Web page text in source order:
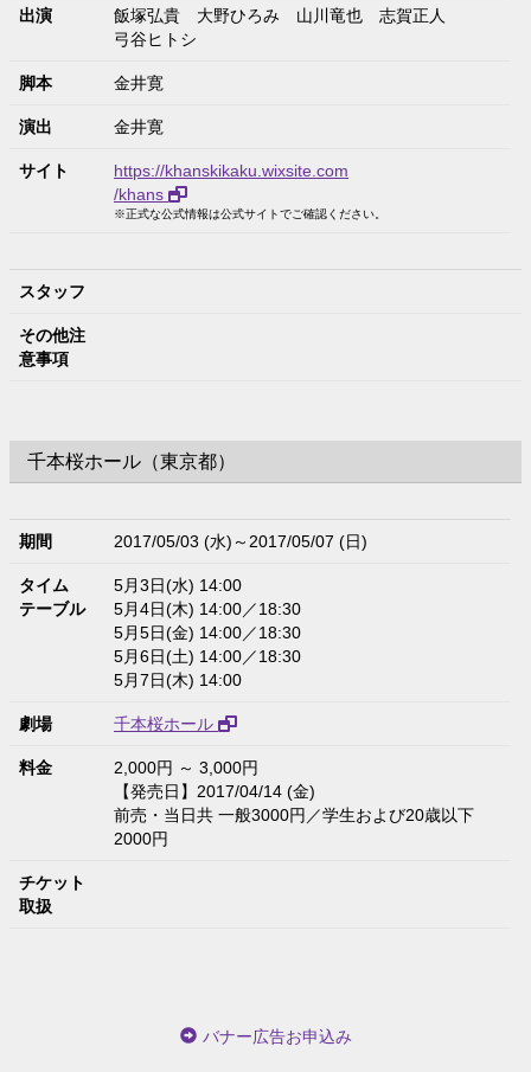
出演 飯塚弘貴 大野ひろみ 山川竜也
志賀正人
弓谷ヒトシ
脚本 金井寛
演出 金井寛
サイト
https://khanskikaku.wixsite.com
/khans
※正式な公式情報は公式サイトでご確認ください。
スタッフ
その他注
意事項
千本桜ホール（東京都）
期間 2017/05/03 (水)～2017/05/07 (日)
タイム
テーブル
5月3日(水) 14:00
5月4日(木) 14:00／18:30
5月5日(金) 14:00／18:30
5月6日(土) 14:00／18:30
5月7日(木) 14:00
劇場 千本桜ホール
料金
2,000円 ～ 3,000円
【発売日】2017/04/14 (金)
前売・当日共 一般3000円／学生および20歳以下
2000円
チケット
取扱
バナー広告お申込み